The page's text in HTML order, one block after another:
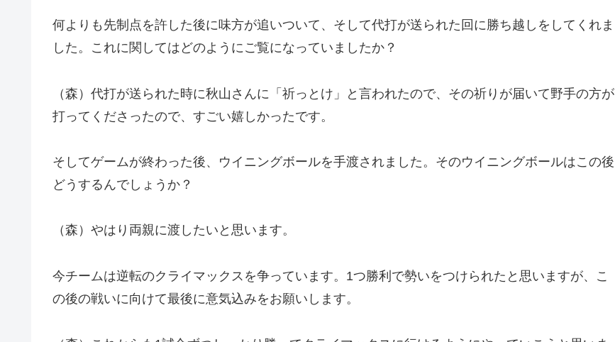
何よりも先制点を許した後に味方が追いついて、そして代打が送られた回に勝ち越しをしてくれま
した。これに関してはどのようにご覧になっていましたか？
（森）代打が送られた時に秋山さんに「祈っとけ」と言われたので、その祈りが届いて野手の方が
打ってくださったので、すごい嬉しかったです。
そしてゲームが終わった後、ウイニングボールを手渡されました。そのウイニングボールはこの後
どうするんでしょうか？
（森）やはり両親に渡したいと思います。
今チームは逆転のクライマックスを争っています。1つ勝利で勢いをつけられたと思いますが、こ
の後の戦いに向けて最後に意気込みをお願いします。